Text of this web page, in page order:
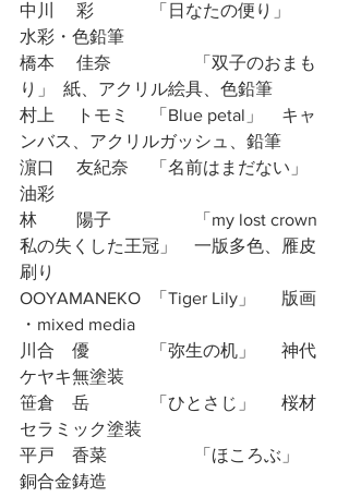
中川 　彩		「日なたの便り」
水彩・色鉛筆
橋本 　佳奈		「双子のおまも
り」	紙、アクリル絵具、色鉛筆
村上 　トモミ	「Blue petal」	キャ
ンバス、アクリルガッシュ、鉛筆
濵口　 友紀奈	「名前はまだない」
油彩
林 　　陽子		「my lost crown
私の失くした王冠」	一版多色、雁皮
刷り
OOYAMANEKO	「Tiger Lily」	版画
・mixed media
川合　優		「弥生の机」	神代
ケヤキ無塗装
笹倉　岳		「ひとさじ」	桜材
セラミック塗装
平戸　香菜		「ほころぶ」
銅合金鋳造